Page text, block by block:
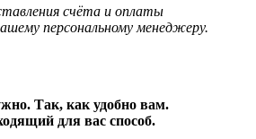
счёта и оплаты
персональному менеджеру.
Так, как удобно вам.
для вас способ.